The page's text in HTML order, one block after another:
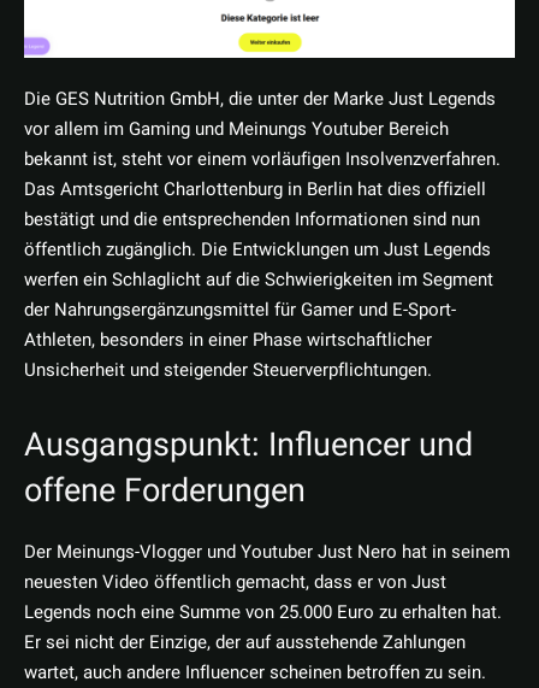
Die GES Nutrition GmbH, die unter der Marke Just Legends
vor allem im Gaming und Meinungs Youtuber Bereich
bekannt ist, steht vor einem vorläufigen Insolvenzverfahren.
Das Amtsgericht Charlottenburg in Berlin hat dies offiziell
bestätigt und die entsprechenden Informationen sind nun
öffentlich zugänglich. Die Entwicklungen um Just Legends
werfen ein Schlaglicht auf die Schwierigkeiten im Segment
der Nahrungsergänzungsmittel für Gamer und E-Sport-
Athleten, besonders in einer Phase wirtschaftlicher
Unsicherheit und steigender Steuerverpflichtungen.
Ausgangspunkt: Influencer und
offene Forderungen
Der Meinungs-Vlogger und Youtuber Just Nero hat in seinem
neuesten Video öffentlich gemacht, dass er von Just
Legends noch eine Summe von 25.000 Euro zu erhalten hat.
Er sei nicht der Einzige, der auf ausstehende Zahlungen
wartet, auch andere Influencer scheinen betroffen zu sein.